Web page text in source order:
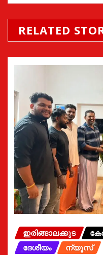
RELATED
ഇരിങ്ങാലക്കുട
ദേശീയം
ന്യൂസ്